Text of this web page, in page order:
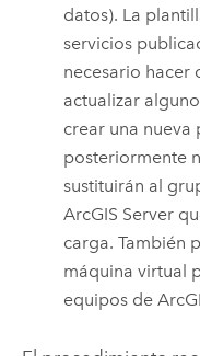
datos). La
servicios
necesario hacer
actualizar
crear una nueva
posteriormente
sustituirán al
ArcGIS Server
carga. También
máquina virtual
equipos de